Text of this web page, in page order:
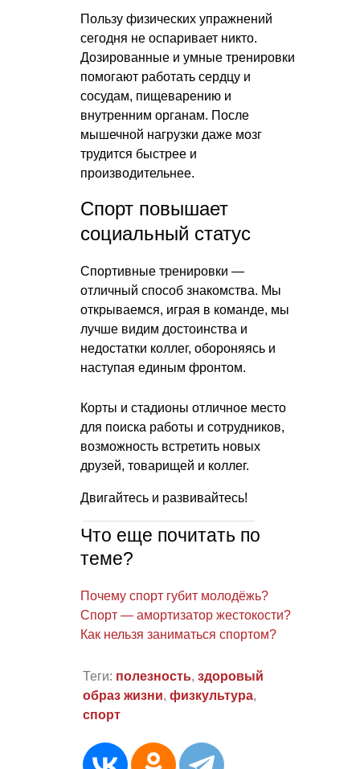
Пользу физических упражнений
сегодня не оспаривает никто.
Дозированные и умные тренировки
помогают работать сердцу и
сосудам, пищеварению и
внутренним органам. После
мышечной нагрузки даже мозг
трудится быстрее и
производительнее.
Спорт повышает
социальный статус
Спортивные тренировки —
отличный способ знакомства. Мы
открываемся, играя в команде, мы
лучше видим достоинства и
недостатки коллег, обороняясь и
наступая единым фронтом.
Корты и стадионы отличное место
для поиска работы и сотрудников,
возможность встретить новых
друзей, товарищей и коллег.
Двигайтесь и развивайтесь!
Что еще почитать по
теме?
Почему спорт губит молодёжь?
Спорт — амортизатор жестокости?
Как нельзя заниматься спортом?
Теги: полезность, здоровый
образ жизни, физкультура,
спорт